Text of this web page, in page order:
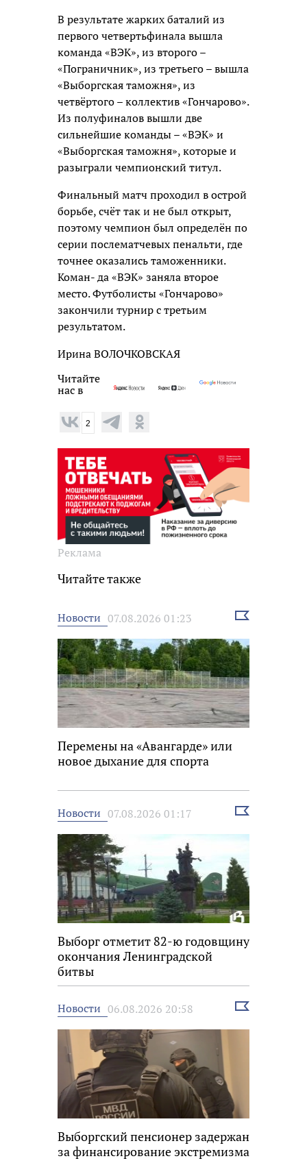
В результате жарких баталий из
первого четвертьфинала вышла
команда «ВЭК», из второго –
«Пограничник», из третьего – вышла
«Выборгская таможня», из
четвёртого – коллектив «Гончарово».
Из полуфиналов вышли две
сильнейшие команды – «ВЭК» и
«Выборгская таможня», которые и
разыграли чемпионский титул.
Финальный матч проходил в острой
борьбе, счёт так и не был открыт,
поэтому чемпион был определён по
серии послематчевых пенальти, где
точнее оказались таможенники.
Коман- да «ВЭК» заняла второе
место. Футболисты «Гончарово»
закончили турнир с третьим
результатом.
Ирина ВОЛОЧКОВСКАЯ
Читайте
нас в
2
Реклама
Читайте также
Новости 07.08.2026 01:23
Выбрать
Перемены на «Авангарде» или
новое дыхание для спорта
Новости 07.08.2026 01:17
Выбрать
Выборг отметит 82-ю годовщину
окончания Ленинградской
битвы
Новости 06.08.2026 20:58
Выбрать
Выборгский пенсионер задержан
за финансирование экстремизма